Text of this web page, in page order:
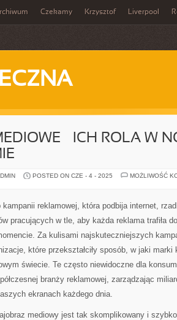
Czekamy Krzysztof Liverpool
– ICH ROLA W
POSTED ON CZE - 4 - 2025
MOŻLIWOŚĆ
kampanii reklamowej, która podbija internet,
pracujących w tle, aby każda reklama trafiła
Za kulisami najskuteczniejszych
które przekształciły sposób, w jaki
świecie. Te często niewidoczne dla
branży reklamowej, zarządzając
ekranach każdego dnia.
mediowy jest tak skomplikowany i